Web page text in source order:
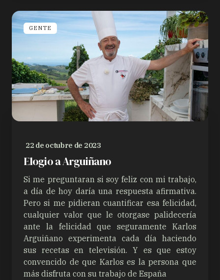
GENTE
22 de octubre de 2023
Elogio a Arguiñano
Si me preguntaran si soy feliz con mi trabajo,
a día de hoy daría una respuesta afirmativa.
Pero si me pidieran cuantificar esa felicidad,
cualquier valor que le otorgase palidecería
ante la felicidad que seguramente Karlos
Arguiñano experimenta cada día haciendo
sus recetas en televisión. Y es que estoy
convencido de que Karlos es la persona que
más disfruta con su trabajo de España